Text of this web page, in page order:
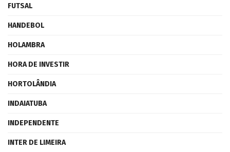
FUTSAL
HANDEBOL
HOLAMBRA
HORA DE INVESTIR
HORTOLÂNDIA
INDAIATUBA
INDEPENDENTE
INTER DE LIMEIRA